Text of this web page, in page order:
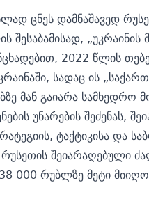
ცნეს დამნაშავედ
შესაბამისად,
2022 წლის
სადაც ის
მან გაიარა
უნარების შეძენას,
ტაქტიკისა და
შეიარაღებული
000 რუბლზე მეტი